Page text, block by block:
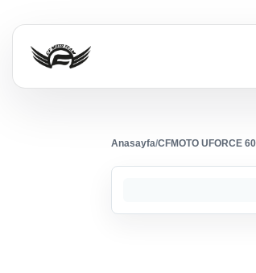
Anasayfa/CFMOTO UFORCE